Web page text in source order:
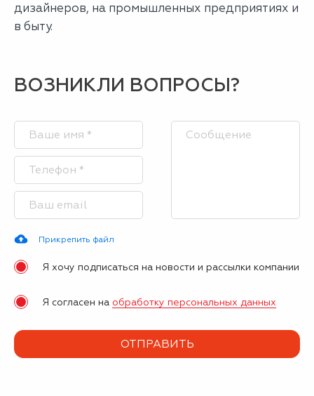
дизайнеров, на промышленных предприятиях и
в быту.
ВОЗНИКЛИ ВОПРОСЫ?
Прикрепить файл
Я хочу подписаться на новости и рассылки компании
Я согласен на обработку персональных данных